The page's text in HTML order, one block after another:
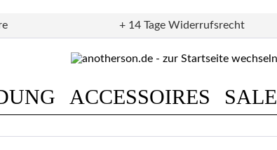
+ 14 Tage Widerrufsrecht
ACCESSOIRES SALE